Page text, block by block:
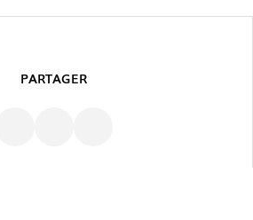
PARTAGER